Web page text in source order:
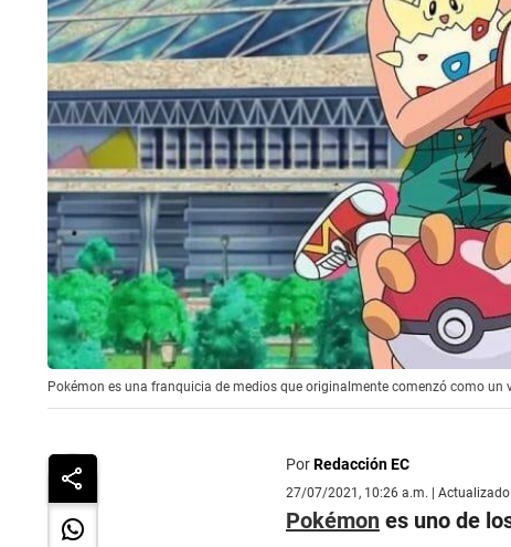
Pokémon es una franquicia de medios que originalmente comenzó como un
PorRedacción EC
27/07/2021, 10:26 a.m. |
Pokémones uno de